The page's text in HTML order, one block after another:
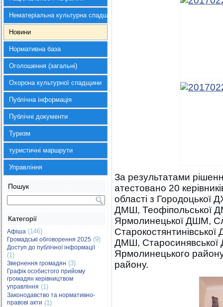
Нематеріальна культурна спадщина
Новини
Нормативна база
Оголошення (загальні)
Охорона культурної спадщини
Публічна інформація
Публічні документи
Туризм
туристичні маршрути
Управління
Пошук
Категорії
Афіша (146)
Громадські обговорення 2025 (9)
Доступ до публічної інформації
(1)
Звернення громадян (3)
Графік особистого прийому
громадян керівництвом
управління (1)
Законодавство та нормативно-
правові акти (1)
За результатами
атестовано 20
області з Городоцької
ДМШ, Теофіпольської
Ярмолинецької ДШМ,
ДМШ,
Ярмолинецького
району.